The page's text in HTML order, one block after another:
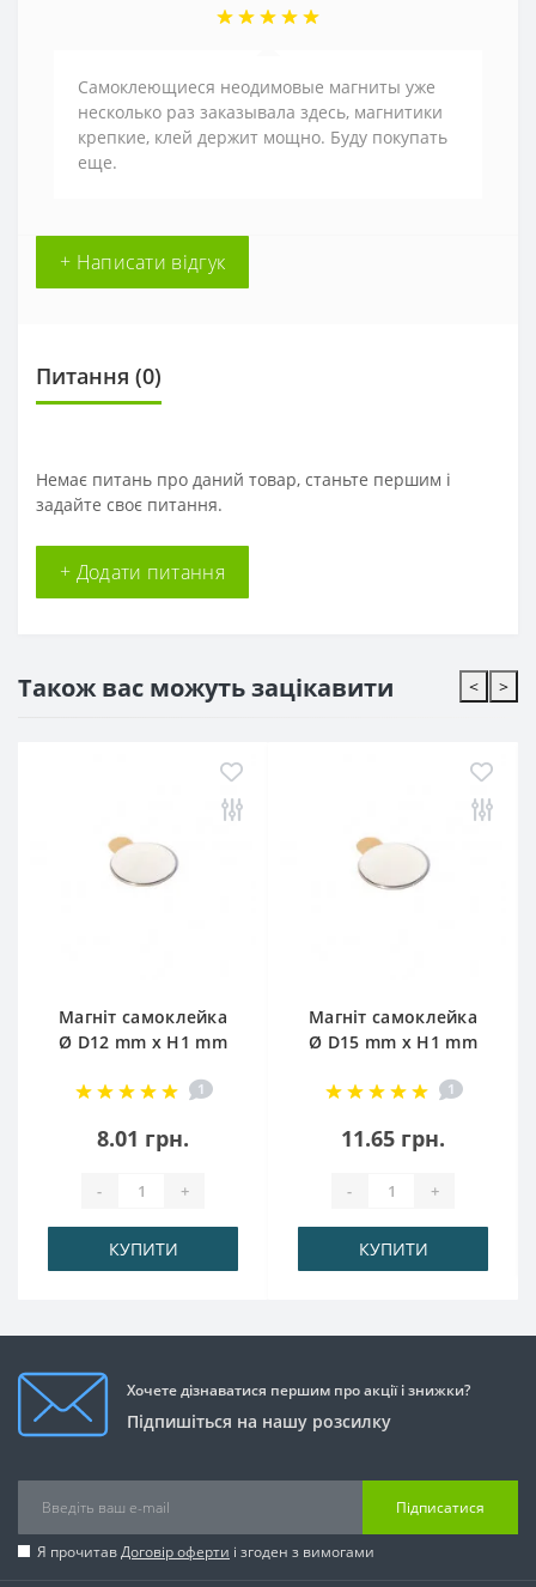
Самоклеющиеся неодимовые магниты уже
несколько раз заказывала здесь, магнитики
крепкие, клей держит мощно. Буду покупать
еще.
+ Написати відгук
Питання (0)
Немає питань про даний товар, станьте першим і
задайте своє питання.
+ Додати питання
Також вас можуть зацікавити <
Магніт самоклейка
Ø D12 mm х H1 mm
1
8.01 грн.
- +
КУПИТИ
Магніт самоклейка
Ø D15 mm х H1 mm
1
11.65 грн.
- +
КУПИТИ
>
Хочете дізнаватися першим про акції і знижки?
Підпишіться на нашу розсилку
Підписатися
Я прочитавДоговір оферти і згоден з вимогами